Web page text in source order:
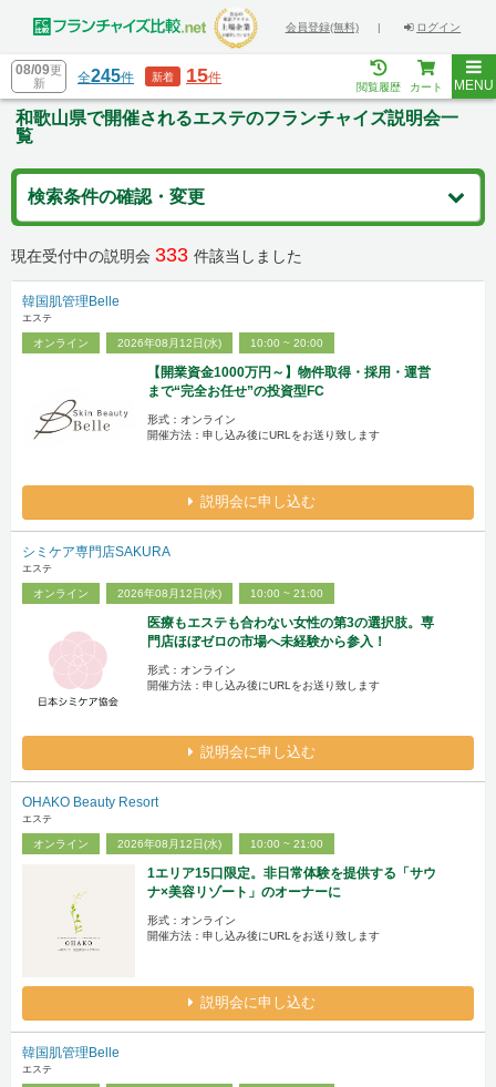
会員登録(無料) | ログイン
08/09更
新
全245件 新着 15件
閲覧履歴 カート MENU
和歌山県で開催されるエステのフランチャイズ説明会一
覧
検索条件の確認・変更
現在受付中の説明会 333 件該当しました
韓国肌管理Belle
エステ
オンライン 2026年08月12日(水) 10:00 ~ 20:00
【開業資金1000万円～】物件取得・採用・運営
まで“完全お任せ”の投資型FC
形式：オンライン
開催方法：申し込み後にURLをお送り致します
説明会に申し込む
シミケア専門店SAKURA
エステ
オンライン 2026年08月12日(水) 10:00 ~ 21:00
医療もエステも合わない女性の第3の選択肢。専
門店ほぼゼロの市場へ未経験から参入！
形式：オンライン
開催方法：申し込み後にURLをお送り致します
説明会に申し込む
OHAKO Beauty Resort
エステ
オンライン 2026年08月12日(水) 10:00 ~ 21:00
1エリア15口限定。非日常体験を提供する「サウ
ナ×美容リゾート」のオーナーに
形式：オンライン
開催方法：申し込み後にURLをお送り致します
説明会に申し込む
韓国肌管理Belle
エステ